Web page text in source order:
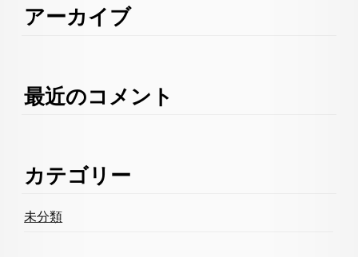
アーカイブ
最近のコメント
カテゴリー
未分類